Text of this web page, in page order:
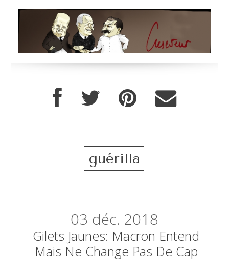
guérilla
03 déc. 2018
Gilets Jaunes: Macron Entend
Mais Ne Change Pas De Cap